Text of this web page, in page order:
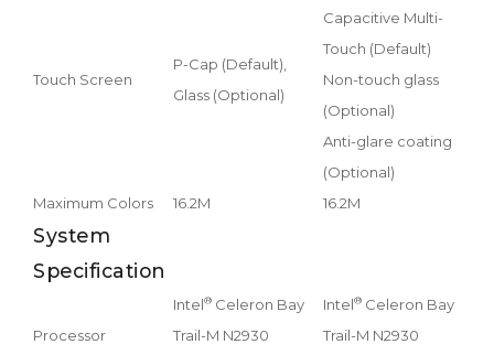
Touch Screen
P-Cap (Default),
Glass (Optional)
Capacitive Multi-
Touch (Default)
Non-touch glass
(Optional)
Anti-glare coating
(Optional)
Maximum Colors
16.2M 16.2M
System
Specification
Processor
Intel® Celeron Bay
Trail-M N2930
Intel® Celeron Bay
Trail-M N2930